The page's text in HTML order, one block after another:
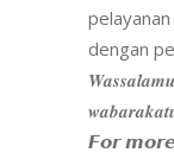
dengan
𝙁𝙤𝙧